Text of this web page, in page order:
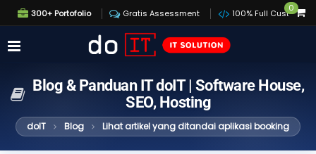
300+ Portofolio Gratis Assessment 100% Full Custom
0
Blog & Panduan IT doIT | Software House,
SEO, Hosting
doIT Blog Lihat artikel yang ditandai aplikasi booking